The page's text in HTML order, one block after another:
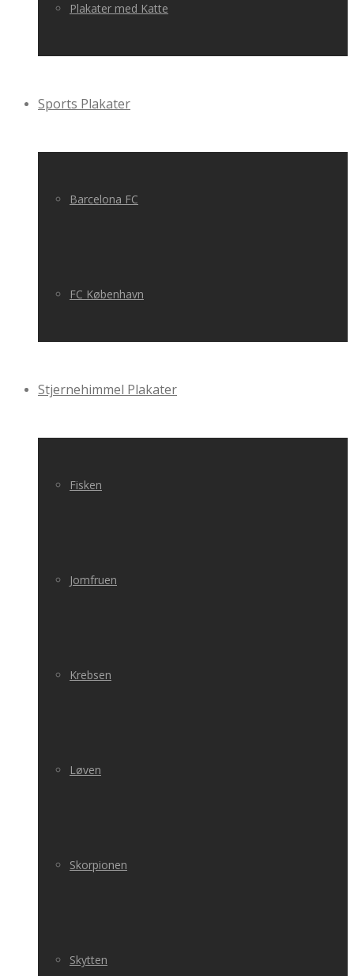
Plakater med Katte
Sports Plakater
Barcelona FC
FC København
Stjernehimmel Plakater
Fisken
Jomfruen
Krebsen
Løven
Skorpionen
Skytten